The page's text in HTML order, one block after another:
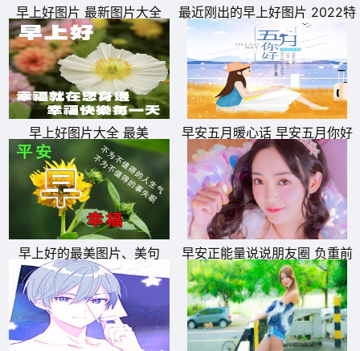
14、我不怕前万人阻挡，只怕自己投降。
15、再灿烂阳光，也融化不了心底的忧伤。
早上好图片 最新图片大全
最近刚出的早上好图片 2022特
别漂亮的早上好图片
早上好图片大全 最美
早安五月暖心话 早安五月你好
文字图片
早上好的最美图片、美句
早安正能量说说朋友圈 负重前
行的人不会太差